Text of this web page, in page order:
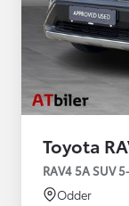
Toyota
RAV4 5A SUV
Odder